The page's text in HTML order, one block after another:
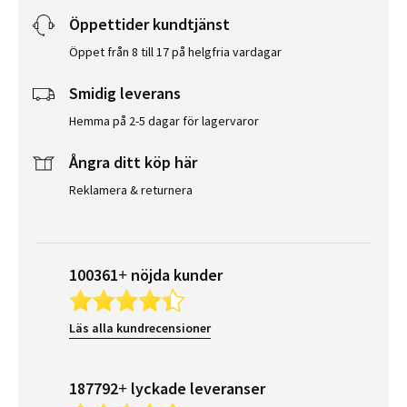
Öppettider kundtjänst
Öppet från 8 till 17 på helgfria vardagar
Smidig leverans
Hemma på 2-5 dagar för lagervaror
Ångra ditt köp här
Reklamera & returnera
100361+ nöjda kunder
Läs alla kundrecensioner
187792+ lyckade leveranser